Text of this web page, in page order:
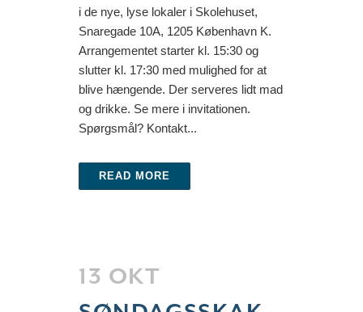
i de nye, lyse lokaler i Skolehuset,
Snaregade 10A, 1205 København K.
Arrangementet starter kl. 15:30 og
slutter kl. 17:30 med mulighed for at
blive hængende. Der serveres lidt mad
og drikke. Se mere i invitationen.
Spørgsmål? Kontakt...
READ MORE
13 OKT